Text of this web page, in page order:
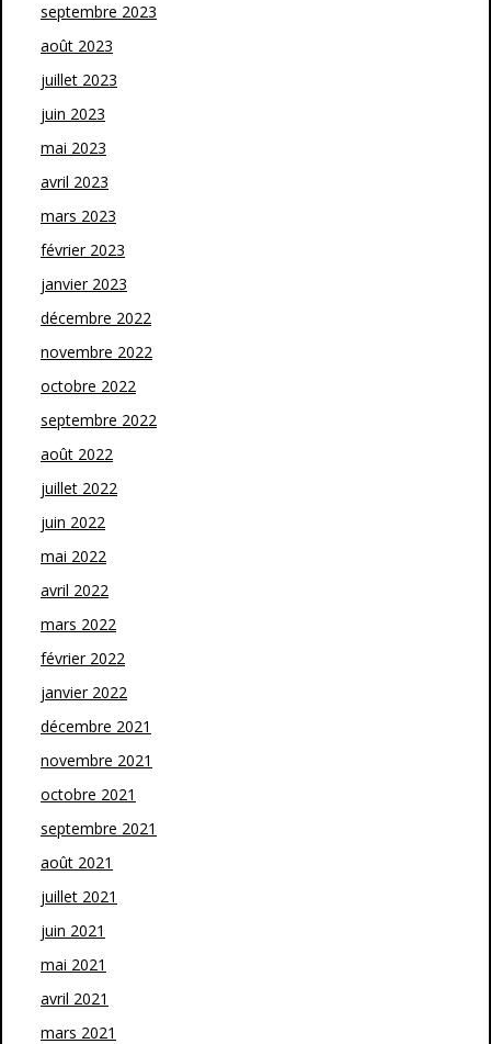
septembre 2023
août 2023
juillet 2023
juin 2023
mai 2023
avril 2023
mars 2023
février 2023
janvier 2023
décembre 2022
novembre 2022
octobre 2022
septembre 2022
août 2022
juillet 2022
juin 2022
mai 2022
avril 2022
mars 2022
février 2022
janvier 2022
décembre 2021
novembre 2021
octobre 2021
septembre 2021
août 2021
juillet 2021
juin 2021
mai 2021
avril 2021
mars 2021